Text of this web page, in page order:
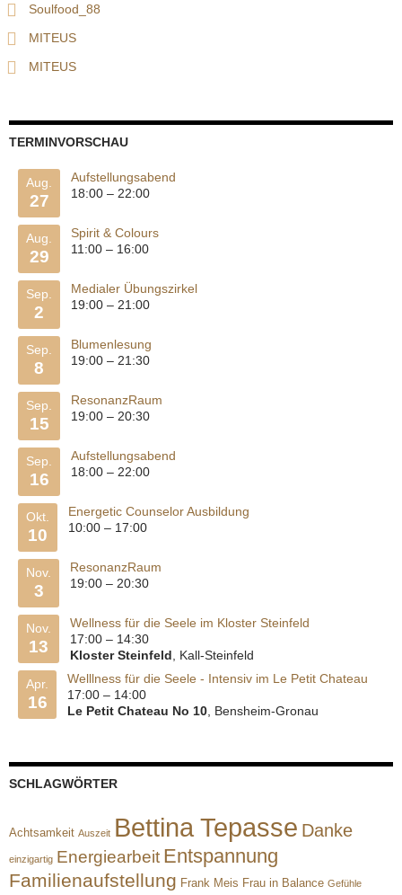
Soulfood_88
MITEUS
MITEUS
TERMINVORSCHAU
Aug.
27
Aufstellungsabend
18:00 – 22:00
Aug.
29
Spirit & Colours
11:00 – 16:00
Sep.
2
Medialer Übungszirkel
19:00 – 21:00
Sep.
8
Blumenlesung
19:00 – 21:30
Sep.
15
ResonanzRaum
19:00 – 20:30
Sep.
16
Aufstellungsabend
18:00 – 22:00
Okt.
10
Energetic Counselor Ausbildung
10:00 – 17:00
Nov.
3
ResonanzRaum
19:00 – 20:30
Nov.
13
Wellness für die Seele im Kloster Steinfeld
17:00 – 14:30
Kloster Steinfeld , Kall-Steinfeld
Apr.
16
Welllness für die Seele - Intensiv im Le Petit Chateau
17:00 – 14:00
Le Petit Chateau No 10 , Bensheim-Gronau
SCHLAGWÖRTER
Achtsamkeit Auszeit Bettina Tepasse Danke
einzigartig Energiearbeit Entspannung
Familienaufstellung Frank Meis Frau in Balance Gefühle